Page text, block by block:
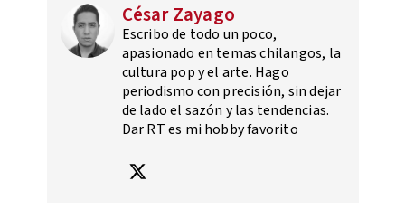
César Zayago
Escribo de todo un poco,
apasionado en temas chilangos, la
cultura pop y el arte. Hago
periodismo con precisión, sin dejar
de lado el sazón y las tendencias.
Dar RT es mi hobby favorito